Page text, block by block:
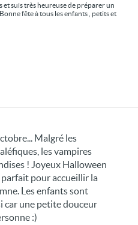
et suis très heureuse de préparer un
fête à tous les enfants , petits et
Malgré les
les vampires
! Joyeux Halloween
pour accueillir la
Les enfants sont
car une petite douceur
:)